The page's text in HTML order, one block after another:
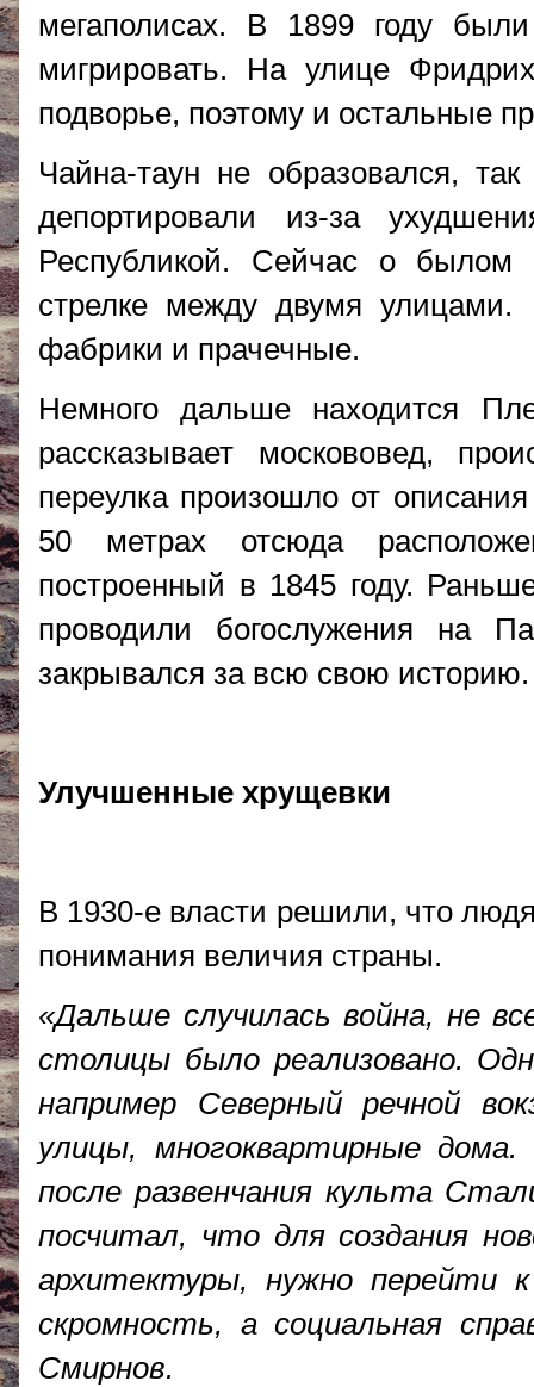
мегаполисах. В 1899 году
мигрировать. На улице
подворье, поэтому и остальные
Чайна-таун не образовался,
депортировали из-за
Республикой. Сейчас о былом
стрелке между двумя
фабрики и прачечные.
Немного дальше находится
рассказывает москововед,
переулка произошло от
50 метрах отсюда
построенный в 1845 году.
проводили богослужения на
закрывался за всю свою историю.
Улучшенные хрущевки
В 1930-е власти решили, что
понимания величия страны.
«Дальше случилась война, не
столицы было реализовано.
например Северный речной
улицы, многоквартирные
после развенчания культа
посчитал, что для создания
архитектуры, нужно перейти
скромность, а социальная
Смирнов.